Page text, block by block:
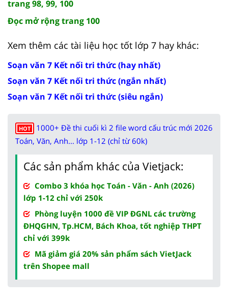
trang 98, 99, 100
Đọc mở rộng trang 100
Xem thêm các tài liệu học tốt lớp 7 hay khác:
Soạn văn 7 Kết nối tri thức (hay nhất)
Soạn văn 7 Kết nối tri thức (ngắn nhất)
Soạn văn 7 Kết nối tri thức (siêu ngắn)
HOT
1000+ Đề thi cuối kì 2 file word cấu trúc mới 2026
Toán, Văn, Anh... lớp 1-12 (chỉ từ 60k)
Các sản phẩm khác của Vietjack:
Combo 3 khóa học Toán - Văn - Anh (2026)
lớp 1-12 chỉ với 250k
Phòng luyện 1000 đề VIP ĐGNL các trường
ĐHQGHN, Tp.HCM, Bách Khoa, tốt nghiệp THPT
chỉ với 399k
Mã giảm giá 20% sản phẩm sách VietJack
trên Shopee mall